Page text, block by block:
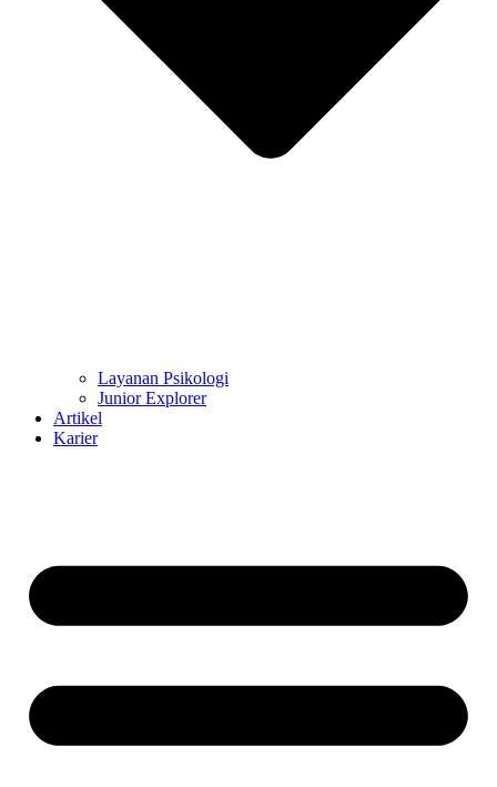
Layanan Psikologi
Junior Explorer
Artikel
Karier